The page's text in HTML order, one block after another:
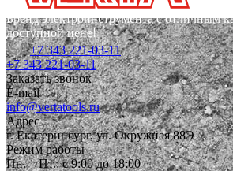
Бренд электроинструмента с отличным
доступной цене!
+7 343 221-03-11
+7 343 221-03-11
Заказать звонок
E-mail
info@vertatools.ru
Адрес
г. Екатеринбург, ул. Окружная 88Э
Режим работы
Пн. – Пт.: с 9:00 до 18:00